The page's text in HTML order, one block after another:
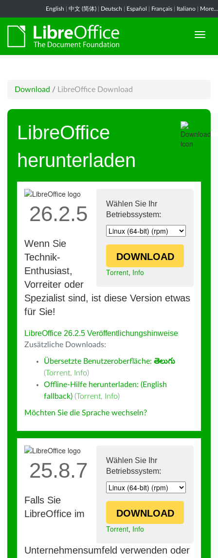
English 中文 (简体) Deutsch Español Français Italiano More...
Download / LibreOffice Download
LibreOffice
herunterladen
Wählen Sie Ihr
Betriebssystem:
DOWNLOAD
Torrent, Info
26.2.5
Wenn Sie
Technik-
Enthusiast,
Vorreiter oder
Spezialist sind, ist diese Version etwas
für Sie!
LibreOffice 26.2.5 Veröffentlichungshinweise
Zusätzliche Downloads:
Übersetzte Benutzeroberfläche: తెలుగు
(Torrent, Info)
Offline-Hilfe herunterladen: (English
fallback) (Torrent, Info)
Möchten Sie die Sprache wechseln?
Wählen Sie Ihr
Betriebssystem:
DOWNLOAD
Torrent, Info
25.8.7
Falls Sie
LibreOffice im
Unternehmensumfeld verwenden oder